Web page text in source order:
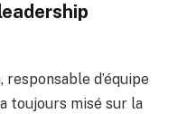
responsable d’équipe
toujours misé sur la